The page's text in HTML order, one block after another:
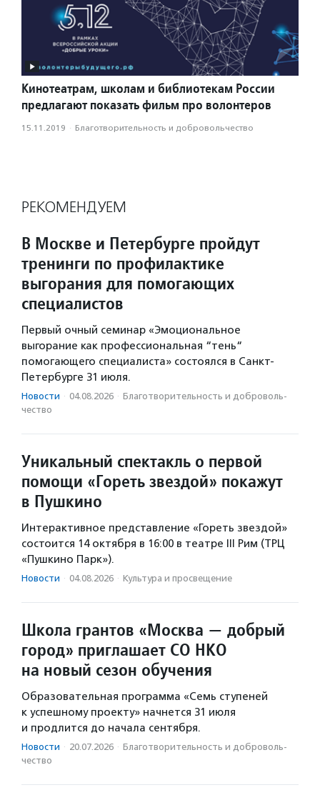
Кинотеатрам, школам и библиотекам России
предлагают показать фильм про волонтеров
15.11.2019 · Благотвори­тель­ность и доброволь­чест­во
РЕКОМЕНДУЕМ
В Москве и Петербурге пройдут
тренинги по профилактике
выгорания для помогающих
специалистов
Первый очный семинар «Эмоциональное
выгорание как профессиональная “тень“
помогающего специалиста» состоялся в Санкт-
Петербурге 31 июля.
Новости · 04.08.2026 · Благотвори­тель­ность и доброволь­
чест­во
Уникальный спектакль о первой
помощи «Гореть звездой» покажут
в Пушкино
Интерактивное представление «Гореть звездой»
состоится 14 октября в 16:00 в театре III Рим (ТРЦ
«Пушкино Парк»).
Новости · 04.08.2026 · Культура и просвещение
Школа грантов «Москва — добрый
город» приглашает СО НКО
на новый сезон обучения
Образовательная программа «Семь ступеней
к успешному проекту» начнется 31 июля
и продлится до начала сентября.
Новости · 20.07.2026 · Благотвори­тель­ность и доброволь­
чест­во